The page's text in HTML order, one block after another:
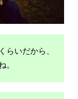
らいだから、
。